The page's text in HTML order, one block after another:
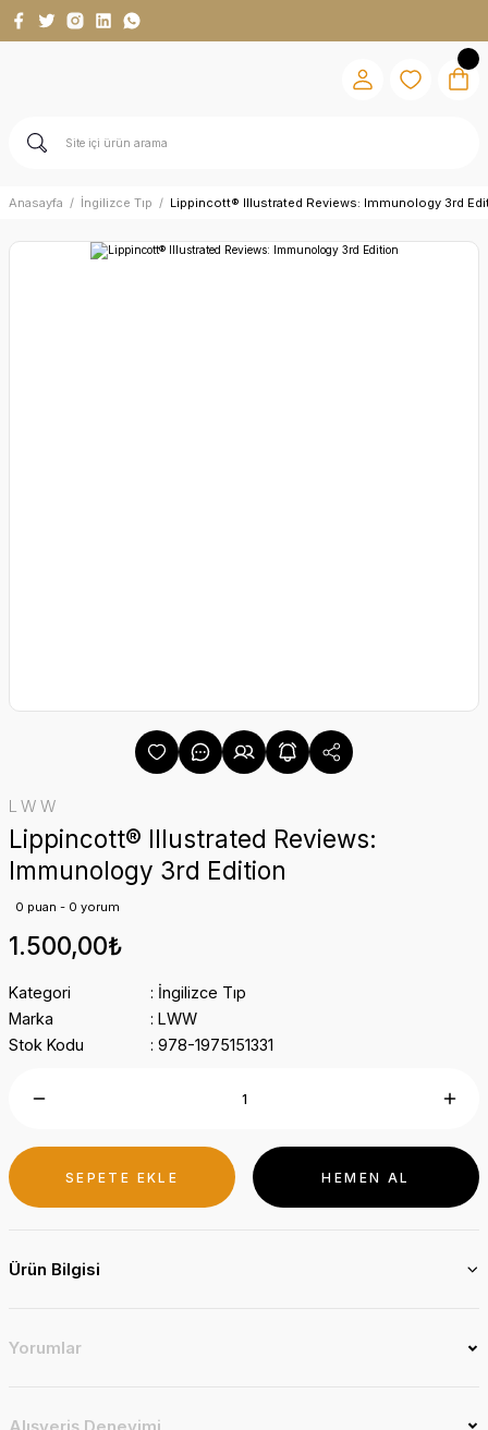
Anasayfa İngilizce Tıp Lippincott® Illustrated Reviews: Immunology 3rd
LWW
Lippincott® Illustrated Reviews:
Immunology 3rd Edition
0 puan - 0 yorum
1.500,00₺
Kategori
İngilizce Tıp
Marka
LWW
Stok Kodu
978-1975151331
SEPETE EKLE HEMEN AL
Ürün Bilgisi
Yorumlar
Alışveriş Deneyimi